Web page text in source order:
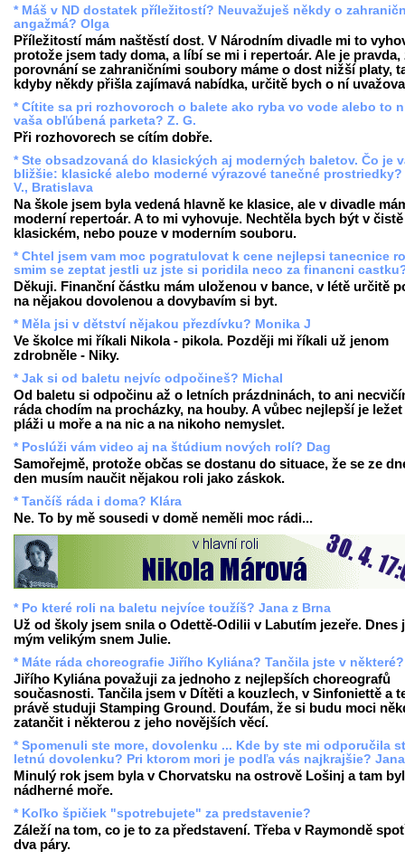
* Máš v ND dostatek příležitostí? Neuvažuješ někdy o
angažmá? Olga
Příležitostí mám naštěstí dost. V Národním divadle mi to
protože jsem tady doma, a líbí se mi i repertoár. Ale je pravda,
porovnání se zahraničními soubory máme o dost nižší platy,
kdyby někdy přišla zajímavá nabídka, určitě bych o ní
* Cítite sa pri rozhovoroch o balete ako ryba vo vode alebo to
vaša obľúbená parketa? Z. G.
Při rozhovorech se cítím dobře.
* Ste obsadzovaná do klasických aj moderných baletov. Čo je
bližšie: klasické alebo moderné výrazové tanečné prostriedky?
V., Bratislava
Na škole jsem byla vedená hlavně ke klasice, ale v divadle
moderní repertoár. A to mi vyhovuje. Nechtěla bych být v čistě
klasickém, nebo pouze v moderním souboru.
* Chtel jsem vam moc pogratulovat k cene nejlepsi tanecnice
smim se zeptat jestli uz jste si poridila neco za financni
Děkuji. Finanční částku mám uloženou v bance, v létě určitě
na nějakou dovolenou a dovybavím si byt.
* Měla jsi v dětství nějakou přezdívku? Monika J
Ve školce mi říkali Nikola - pikola. Později mi říkali už jenom
zdrobněle - Niky.
* Jak si od baletu nejvíc odpočineš? Michal
Od baletu si odpočinu až o letních prázdninách, to ani
ráda chodím na procházky, na houby. A vůbec nejlepší je ležet
pláži u moře a na nic a na nikoho nemyslet.
* Poslúži vám video aj na štúdium nových rolí? Dag
Samořejmě, protože občas se dostanu do situace, že se ze
den musím naučit nějakou roli jako záskok.
* Tančíš ráda i doma? Klára
Ne. To by mě sousedi v domě neměli moc rádi...
* Po které roli na baletu nejvíce toužíš? Jana z Brna
Už od školy jsem snila o Odettě-Odilii v Labutím jezeře. Dnes
mým velikým snem Julie.
* Máte ráda choreografie Jiřího Kyliána? Tančila jste v některé?
Jiřího Kyliána považuji za jednoho z nejlepších choreografů
současnosti. Tančila jsem v Dítěti a kouzlech, v Sinfoniettě a
právě studuji Stamping Ground. Doufám, že si budu moci
zatančit i některou z jeho novějších věcí.
* Spomenuli ste more, dovolenku ... Kde by ste mi odporučila
letnú dovolenku? Pri ktorom mori je podľa vás najkrajšie?
Minulý rok jsem byla v Chorvatsku na ostrově Lošinj a tam
nádherné moře.
* Koľko špičiek "spotrebujete" za predstavenie?
Záleží na tom, co je to za představení. Třeba v Raymondě
dva páry.